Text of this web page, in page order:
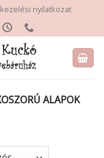
nyilatkozat
ALAPOK